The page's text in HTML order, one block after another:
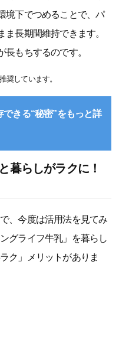
境下でつめることで、パ
長期間維持できます。
もちするのです。
奨しています。
きる“秘密”をもっと詳
暮らしがラクに！
、今度は活用法を見てみ
グライフ牛乳」を暮らし
ク」メリットがありま